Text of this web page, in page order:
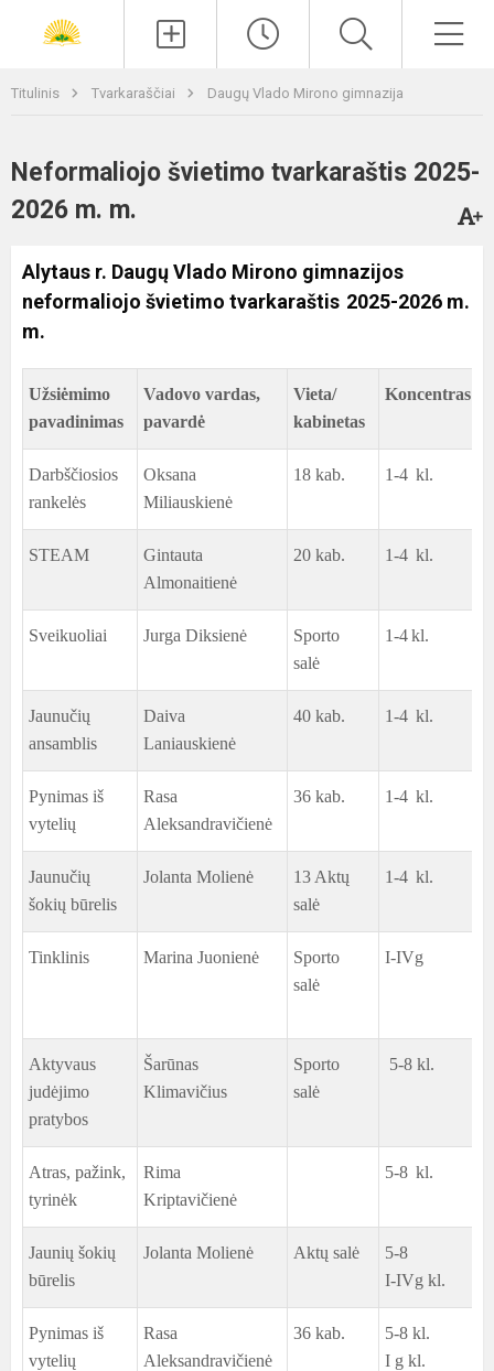
Titulinis Tvarkaraščiai Daugų Vlado Mirono gimnazija
Neformaliojo švietimo tvarkaraštis 2025-
2026 m. m.
Alytaus r. Daugų Vlado Mirono gimnazijos
neformaliojo švietimo tvarkaraštis 2025-2026 m.
m.
Užsiėmimo
pavadinimas
Vadovo vardas,
pavardė
Vieta/
kabinetas
Koncentras
Darbščiosios
rankelės
Oksana
Miliauskienė
18 kab. 1-4 kl.
STEAM
Gintauta
Almonaitienė
20 kab. 1-4 kl.
Sveikuoliai Jurga Diksienė
Sporto
salė
1-4 kl.
Jaunučių
ansamblis
Daiva
Laniauskienė
40 kab. 1-4 kl.
Pynimas iš
vytelių
Rasa
Aleksandravičienė
36 kab. 1-4 kl.
Jaunučių
šokių būrelis
Jolanta Molienė
13 Aktų
salė
1-4 kl.
Tinklinis Marina Juonienė
Sporto
salė
I-IVg
Aktyvaus
judėjimo
pratybos
Šarūnas
Klimavičius
Sporto
salė
5-8 kl.
Atras, pažink,
tyrinėk
Rima
Kriptavičienė
5-8 kl.
Jaunių šokių
būrelis
Jolanta Molienė Aktų salė
5-8
I-IVg kl.
Pynimas iš
vytelių
Rasa
Aleksandravičienė
36 kab.
5-8 kl.
I g kl.